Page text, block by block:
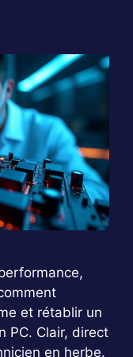
et rétablir un
PC. Clair, direct
en herbe.